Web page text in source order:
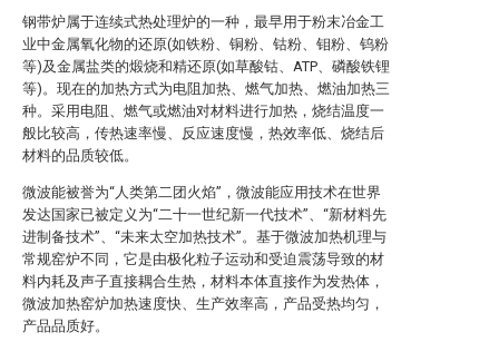
钢带炉属于连续式热处理炉的一种，最早用于粉末冶金工
业中金属氧化物的还原(如铁粉、铜粉、钴粉、钼粉、钨粉
等)及金属盐类的煅烧和精还原(如草酸钴、ATP、磷酸铁锂
等)。现在的加热方式为电阻加热、燃气加热、燃油加热三
种。采用电阻、燃气或燃油对材料进行加热，烧结温度一
般比较高，传热速率慢、反应速度慢，热效率低、烧结后
材料的品质较低。
微波能被誉为“人类第二团火焰”，微波能应用技术在世界
发达国家已被定义为“二十一世纪新一代技术”、“新材料先
进制备技术”、“未来太空加热技术”。基于微波加热机理与
常规窑炉不同，它是由极化粒子运动和受迫震荡导致的材
料内耗及声子直接耦合生热，材料本体直接作为发热体，
微波加热窑炉加热速度快、生产效率高，产品受热均匀，
产品品质好。